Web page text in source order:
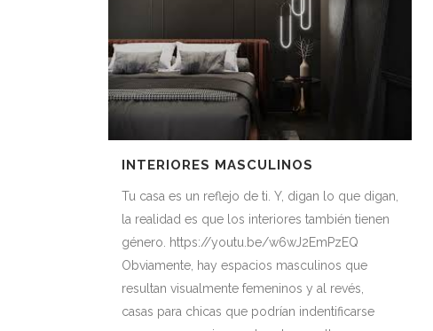
INTERIORES MASCULINOS
Tu casa es un reflejo de ti. Y, digan lo que digan,
la realidad es que los interiores también tienen
género. https://youtu.be/w6wJ2EmPzEQ
Obviamente, hay espacios masculinos que
resultan visualmente femeninos y al revés,
casas para chicas que podrían indentificarse